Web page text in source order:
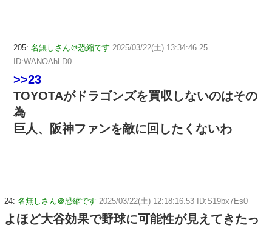
205: 名無しさん＠恐縮です 2025/03/22(土) 13:34:46.25
ID:WANOAhLD0
>>23
TOYOTAがドラゴンズを買収しないのはその
為
巨人、阪神ファンを敵に回したくないわ
24: 名無しさん＠恐縮です 2025/03/22(土) 12:18:16.53 ID:S19bx7Es0
よほど大谷効果で野球に可能性が見えてきたっ